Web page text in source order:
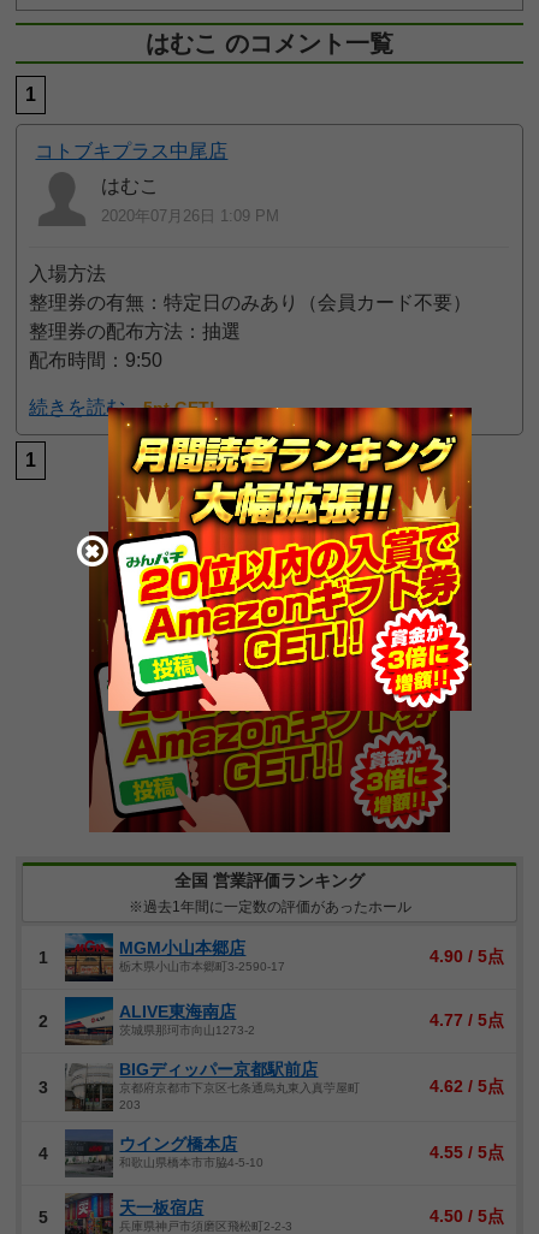
はむこ のコメント一覧
1
コトブキプラス中尾店
はむこ
2020年07月26日 1:09 PM
入場方法
整理券の有無：特定日のみあり（会員カード不要）
整理券の配布方法：抽選
配布時間：9:50
続きを読む 5pt GET!
1
全国 営業評価ランキング
※過去1年間に一定数の評価があったホール
1 MGM小山本郷店
栃木県小山市本郷町3-2590-17
4.90 / 5点
2 ALIVE東海南店
茨城県那珂市向山1273-2
4.77 / 5点
3
BIGディッパー京都駅前店
京都府京都市下京区七条通烏丸東入真苧屋町
203
4.62 / 5点
4 ウイング橋本店
和歌山県橋本市市脇4-5-10
4.55 / 5点
5 天一板宿店
兵庫県神戸市須磨区飛松町2-2-3
4.50 / 5点